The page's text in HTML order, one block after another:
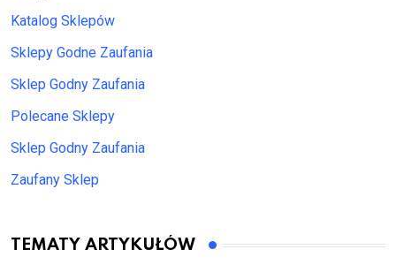
Katalog Sklepów
Sklepy Godne Zaufania
Sklep Godny Zaufania
Polecane Sklepy
Sklep Godny Zaufania
Zaufany Sklep
TEMATY ARTYKUŁÓW